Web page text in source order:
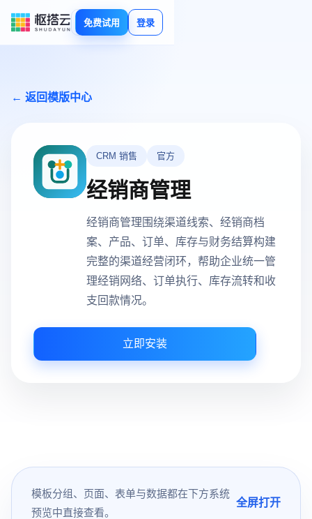
免费试用 登录
← 返回模版中心
CRM 销售 官方
经销商管理
经销商管理围绕渠道线索、经销商档
案、产品、订单、库存与财务结算构建
完整的渠道经营闭环，帮助企业统一管
理经销网络、订单执行、库存流转和收
支回款情况。
立即安装
模板分组、页面、表单与数据都在下方系统
预览中直接查看。
全屏打开